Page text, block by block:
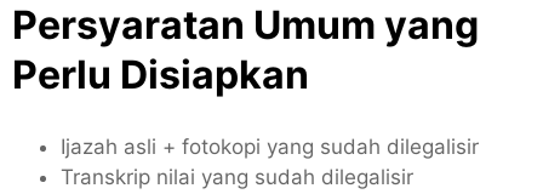
Persyaratan Umum yang
Perlu Disiapkan
Ijazah asli + fotokopi yang sudah dilegalisir
Transkrip nilai yang sudah dilegalisir